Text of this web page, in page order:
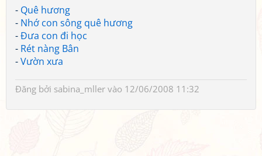
- Quê hương
- Nhớ con sông quê hương
-Đưa con đi học
- Rét nàng Bân
-Vườn xưa
Đăng bởi sabina_mller vào 12/06/2008 11:32